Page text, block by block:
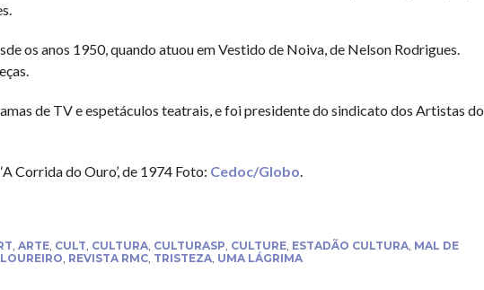
os anos 1950, quando atuou em Vestido de Noiva, de Nelson Rodrigues.
de TV e espetáculos teatrais, e foi presidente do sindicato dos Artistas do
Corrida do Ouro’, de 1974 Foto: Cedoc/Globo.
, ARTE, CULT, CULTURA, CULTURASP, CULTURE, ESTADÃO CULTURA, MAL DE
, REVISTA RMC, TRISTEZA, UMA LÁGRIMA